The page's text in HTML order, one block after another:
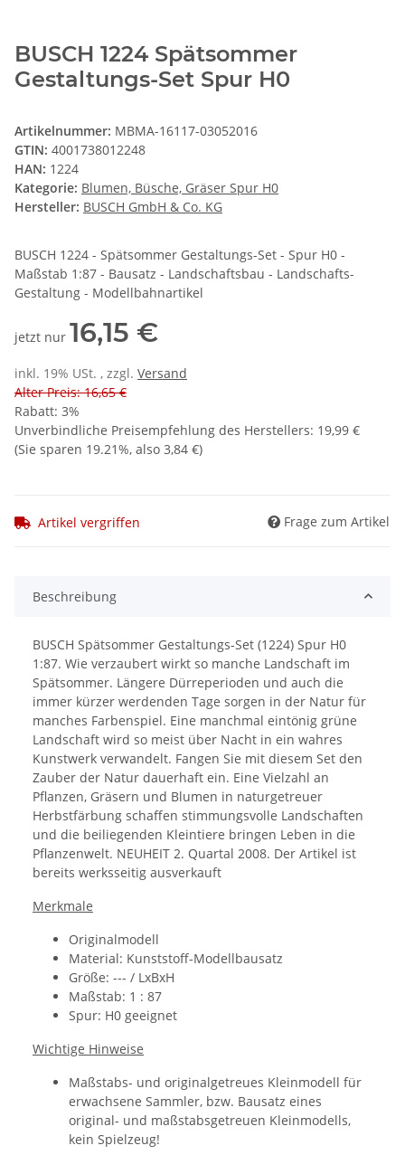
BUSCH 1224 Spätsommer
Gestaltungs-Set Spur H0
Artikelnummer: MBMA-16117-03052016
GTIN: 4001738012248
HAN: 1224
Kategorie: Blumen, Büsche, Gräser Spur H0
Hersteller: BUSCH GmbH & Co. KG
BUSCH 1224 - Spätsommer Gestaltungs-Set - Spur H0 -
Maßstab 1:87 - Bausatz - Landschaftsbau - Landschafts-
Gestaltung - Modellbahnartikel
jetzt nur 16,15 €
inkl. 19% USt. , zzgl. Versand
Alter Preis: 16,65 €
Rabatt: 3%
Unverbindliche Preisempfehlung des Herstellers: 19,99 €
(Sie sparen 19.21%, also 3,84 €)
Artikel vergriffen Frage zum Artikel
Beschreibung
BUSCH Spätsommer Gestaltungs-Set (1224) Spur H0
1:87. Wie verzaubert wirkt so manche Landschaft im
Spätsommer. Längere Dürreperioden und auch die
immer kürzer werdenden Tage sorgen in der Natur für
manches Farbenspiel. Eine manchmal eintönig grüne
Landschaft wird so meist über Nacht in ein wahres
Kunstwerk verwandelt. Fangen Sie mit diesem Set den
Zauber der Natur dauerhaft ein. Eine Vielzahl an
Pflanzen, Gräsern und Blumen in naturgetreuer
Herbstfärbung schaffen stimmungsvolle Landschaften
und die beiliegenden Kleintiere bringen Leben in die
Pflanzenwelt. NEUHEIT 2. Quartal 2008. Der Artikel ist
bereits werksseitig ausverkauft
Merkmale
Originalmodell
Material: Kunststoff-Modellbausatz
Größe: --- / LxBxH
Maßstab: 1 : 87
Spur: H0 geeignet
Wichtige Hinweise
Maßstabs- und originalgetreues Kleinmodell für
erwachsene Sammler, bzw. Bausatz eines
original- und maßstabsgetreuen Kleinmodells,
kein Spielzeug!